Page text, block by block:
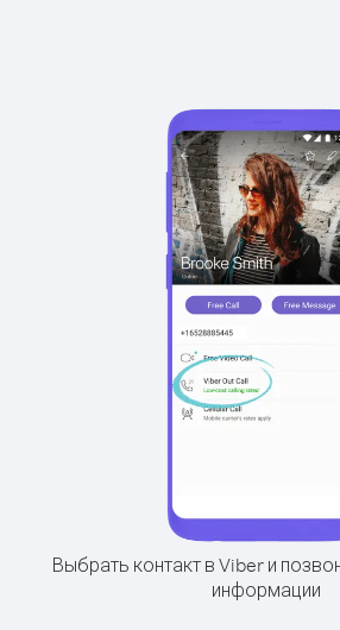
Выбрать контакт в Viber и
информации